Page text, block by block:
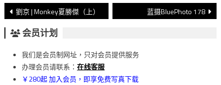
文
章
導
覽
劉京 | Monkey夏勝傑（上） 蓝摄BluePhoto 178
会员计划
我们是会员制网址，只对会员提供服务
办理会员请联系： 在线客服
￥280起 加入会员，即享免费写真下载